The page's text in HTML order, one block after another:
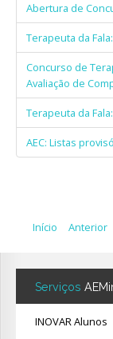
Abertura de
Terapeuta da
Concurso de
Avaliação de
Terapeuta da
AEC: Listas
Início
Anterior
Serviços
INOVAR Alunos